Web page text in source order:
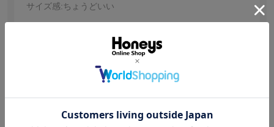
サイズ感:ちょうどいい
no name
タイトル通り 大丈夫でした。
Sサイズが丁度良かった、モカの色が良いので これから
参考になった